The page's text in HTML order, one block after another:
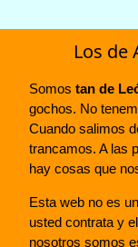
Los de
Somos tan de
gochos. No
Cuando salimos
trancamos. A las
hay cosas que
Esta web no es
usted contrata y
nosotros somos